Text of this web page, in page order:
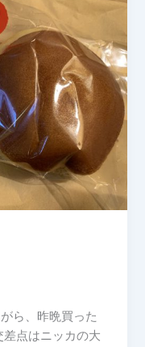
ら、昨晩買った
点はニッカの大